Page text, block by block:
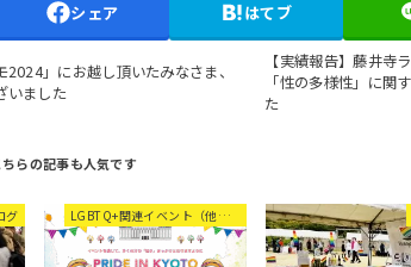
シェア はてブ
2024」にお越し頂いたみなさま、
いました
【実績報告】藤井寺
「性の多様性」に関
た
グ LGBTQ+関連イベント（他団体等）